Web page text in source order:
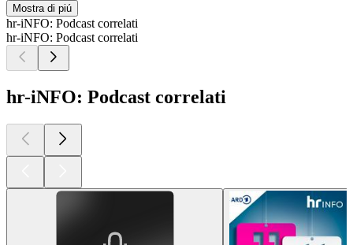
Mostra di piú
hr-iNFO: Podcast correlati
hr-iNFO: Podcast correlati
hr-iNFO: Podcast correlati